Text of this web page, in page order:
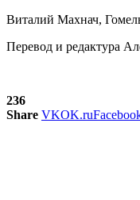
Виталий Махнач,
Перевод и редактура
236
Share VKOK.ru